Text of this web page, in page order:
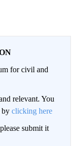
for civil and
relevant. You
by clicking here
submit it